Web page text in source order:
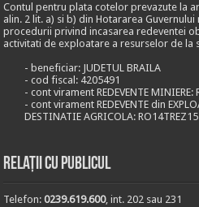
Contul pentru plata cotelor prevazute la
alin. 2 lit. a) si b) din Hotararea
procedurii privind incasarea redeventei
activitati de exploatare a resurselor de la
- beneficiar: JUDETUL BRAILA
- cod fiscal: 4205491
- cont virament REDEVENTE
- cont virament REDEVENTE din
DESTINATIE AGRICOLA:
Relații cu publicul
Telefon:0239.619.600, int. 202 sau 231